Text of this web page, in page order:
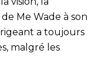
Me Wade à son
a toujours
malgré les